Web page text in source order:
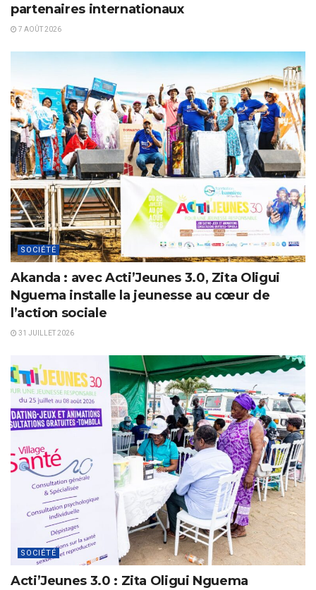
partenaires internationaux
7 AOÛT 2026
SOCIÉTÉ
Akanda : avec Acti’Jeunes 3.0, Zita Oligui
Nguema installe la jeunesse au cœur de
l’action sociale
31 JUILLET 2026
SOCIÉTÉ
Acti’Jeunes 3.0 : Zita Oligui Nguema